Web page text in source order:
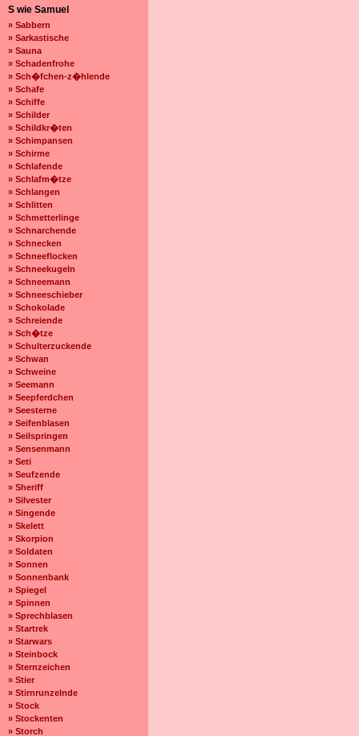
S wie Samuel
» Sabbern
» Sarkastische
» Sauna
» Schadenfrohe
» Sch�fchen-z�hlende
» Schafe
» Schiffe
» Schilder
» Schildkr�ten
» Schimpansen
» Schirme
» Schlafende
» Schlafm�tze
» Schlangen
» Schlitten
» Schmetterlinge
» Schnarchende
» Schnecken
» Schneeflocken
» Schneekugeln
» Schneemann
» Schneeschieber
» Schokolade
» Schreiende
» Sch�tze
» Schulterzuckende
» Schwan
» Schweine
» Seemann
» Seepferdchen
» Seesterne
» Seifenblasen
» Seilspringen
» Sensenmann
» Seti
» Seufzende
» Sheriff
» Silvester
» Singende
» Skelett
» Skorpion
» Soldaten
» Sonnen
» Sonnenbank
» Spiegel
» Spinnen
» Sprechblasen
» Startrek
» Starwars
» Steinbock
» Sternzeichen
» Stier
» Stirnrunzelnde
» Stock
» Stockenten
» Storch